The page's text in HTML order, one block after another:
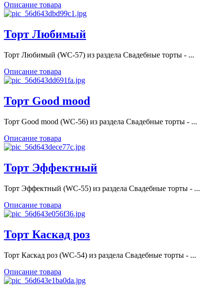
Описание товара
Торт Любимый
Торт Любимый (WC-57) из раздела Свадебные торты - ...
Описание товара
Торт Good mood
Торт Good mood (WC-56) из раздела Свадебные торты - ...
Описание товара
Торт Эффектный
Торт Эффектный (WC-55) из раздела Свадебные торты - ...
Описание товара
Торт Каскад роз
Торт Каскад роз (WC-54) из раздела Свадебные торты - ...
Описание товара